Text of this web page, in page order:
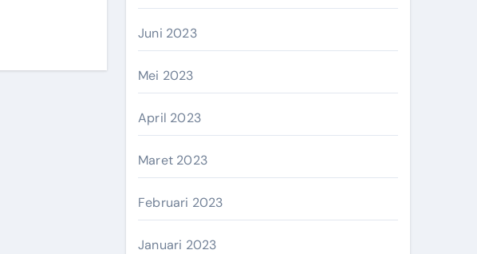
Juni 2023
Mei 2023
April 2023
Maret 2023
Februari 2023
Januari 2023